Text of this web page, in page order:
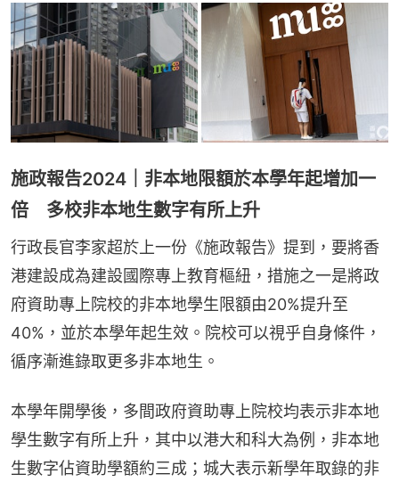
施政報告2024｜非本地限額於本學年起增加一
倍 多校非本地生數字有所上升
行政長官李家超於上一份《施政報告》提到，要將香
港建設成為建設國際專上教育樞紐，措施之一是將政
府資助專上院校的非本地學生限額由20%提升至
40%，並於本學年起生效。院校可以視乎自身條件，
循序漸進錄取更多非本地生。
本學年開學後，多間政府資助專上院校均表示非本地
學生數字有所上升，其中以港大和科大為例，非本地
生數字佔資助學額約三成；城大表示新學年取錄的非